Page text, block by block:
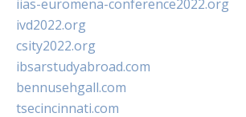
iias-euromena-conference2022.org
ivd2022.org
csity2022.org
ibsarstudyabroad.com
bennusehgall.com
tsecincinnati.com